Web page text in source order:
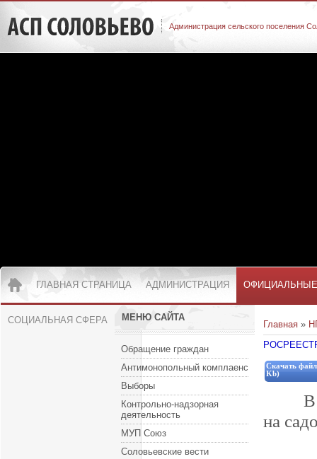
Администрация сельского поселения
ГЛАВНАЯ СТРАНИЦА АДМИНИСТРАЦИЯ
СОЦИАЛЬНАЯ СФЕРА МЕНЮ САЙТА
Обращение граждан
Антимонопольный комплаенс
Выборы
Контрольно-надзорная
деятельность
МУП Союз
Соловьевские вести
Главная »
Скачать
Kb)
В
на